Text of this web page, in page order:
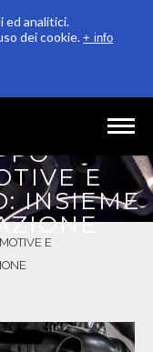
ed analitici.
dei cookie. + info
E
INSIEME
E